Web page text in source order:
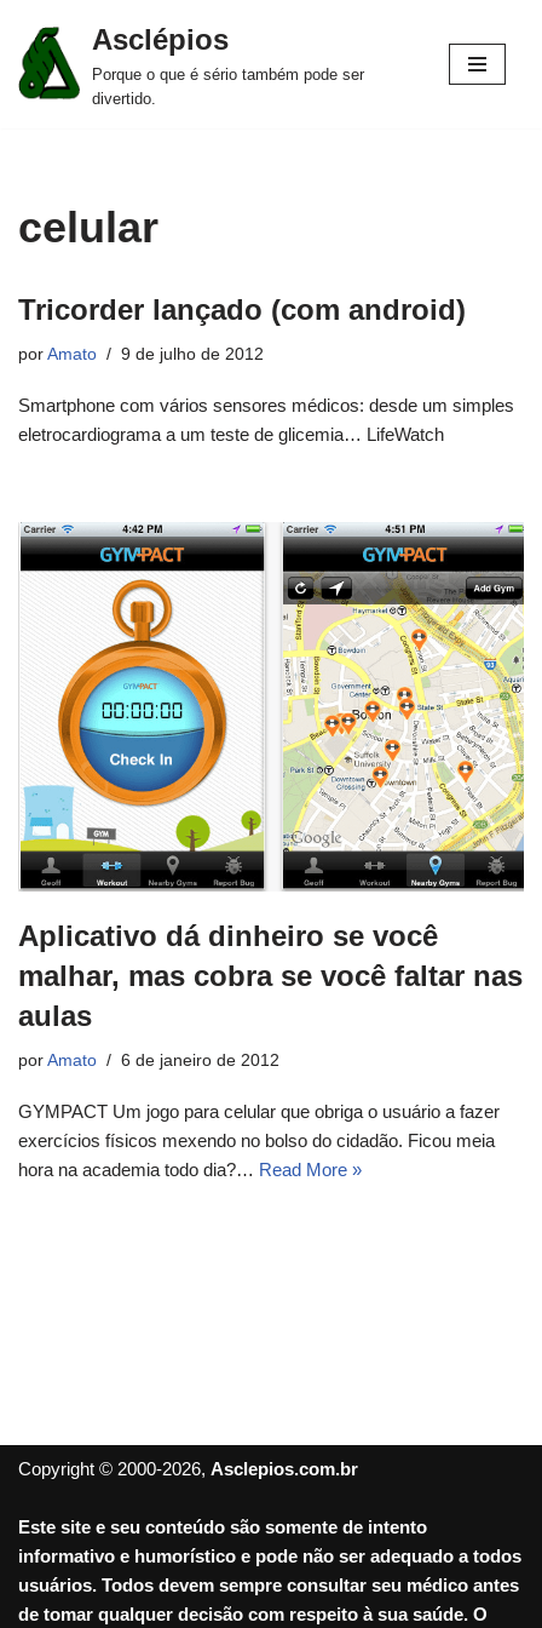
Pular
para
Asclépios
Porque o que é sério também pode ser
divertido.
celular
Tricorder lançado (com android)
por Amato 9 de julho de 2012
Smartphone com vários sensores médicos: desde um simples
eletrocardiograma a um teste de glicemia… LifeWatch
Aplicativo dá dinheiro se você
malhar, mas cobra se você faltar nas
aulas
por Amato 6 de janeiro de 2012
GYMPACT Um jogo para celular que obriga o usuário a fazer
exercícios físicos mexendo no bolso do cidadão. Ficou meia
hora na academia todo dia?… Read More »
Copyright © 2000-2026, Asclepios.com.br
Este site e seu conteúdo são somente de intento
informativo e humorístico e pode não ser adequado a todos
usuários. Todos devem sempre consultar seu médico antes
de tomar qualquer decisão com respeito à sua saúde. O